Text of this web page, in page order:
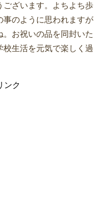
ございます。よちよち歩
事のように思われますが
お祝いの品を同封いた
校生活を元気で楽しく過
ンク